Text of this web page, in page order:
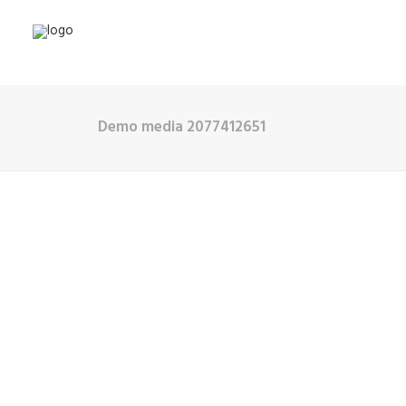
Demo media 2077412651